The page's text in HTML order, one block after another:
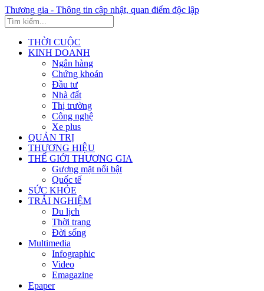
Thương gia - Thông tin cập nhật, quan điểm độc lập
THỜI CUỘC
KINH DOANH
Ngân hàng
Chứng khoán
Đầu tư
Nhà đất
Thị trường
Công nghệ
Xe plus
QUẢN TRỊ
THƯƠNG HIỆU
THẾ GIỚI THƯƠNG GIA
Gương mặt nổi bật
Quốc tế
SỨC KHỎE
TRẢI NGHIỆM
Du lịch
Thời trang
Đời sống
Multimedia
Infographic
Video
Emagazine
Epaper